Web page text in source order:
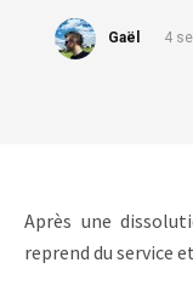
Gaël 4
Après une
reprend du service